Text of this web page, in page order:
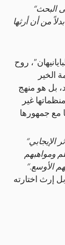
“أنا ممتنة لكوني ثمرة ثقافتين، إذ دفعاني إلى البحث
من أن أرثها
روح
الخير
بل هو منهج
غير
“أؤمن حقاً بأن التغيير التقدمي الحقيقي والأثر الإيجابي
ومواهبهم
الأوسع.”
إرث اختارته